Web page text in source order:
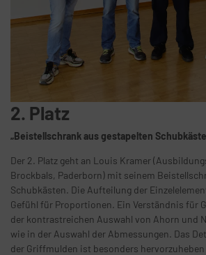
2. Platz
„Beistellschrank aus gestapelten
Der 2. Platz geht an Louis Kramer
Brockbals, Paderborn) mit seinem
Schubkästen. Die Aufteilung der
Gefühl für Proportionen. Ein Verständnis für
der kontrastreichen Auswahl von Ahorn und
wie in der Auswahl der Abmessungen. Das
der Griffmulden ist besonders